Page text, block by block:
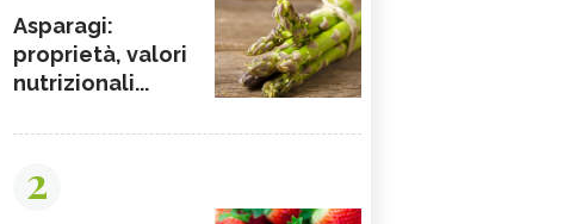
Asparagi:
proprietà, valori
nutrizionali...
2